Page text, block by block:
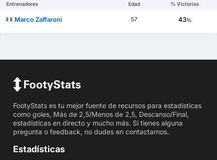
Entrenadores Edad % Victorias
Marco Zaffaroni 57 43%
FootyStats es tu mejor fuente de recursos para estadísticas
como goles, Más de 2,5/Menos de 2,5, Descanso/Final,
estadísticas en directo y mucho más. Si tienes alguna
pregunta o feedback, no dudes en contactarnos.
Estadísticas